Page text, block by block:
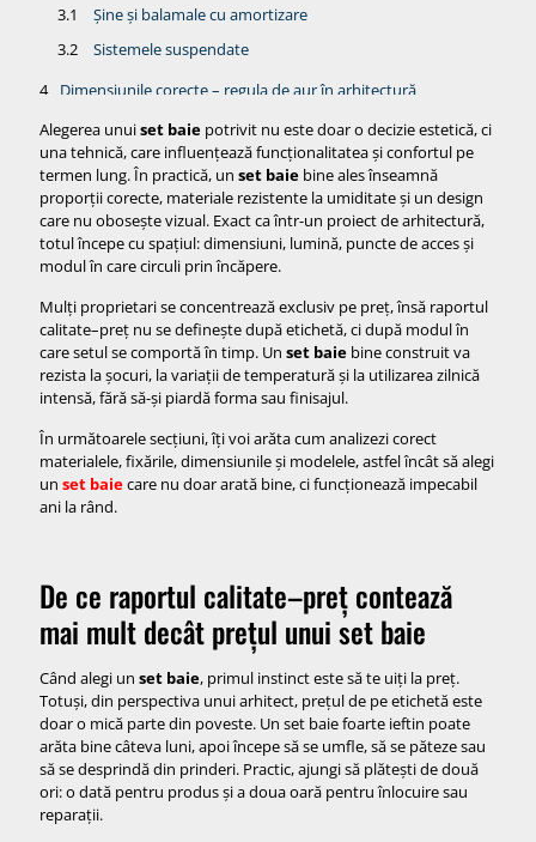
Șine și balamale cu amortizare
Sistemele suspendate
Dimensiunile corecte – regula de aur în arhitectură
Înălțimea optimă a lavoarului
Adâncimea mobilierului
Modele de set baie – care se potrivește stilului tău
Cum compari corect ofertele de set baie
Greșeli frecvente când alegi un set baie
Alegi doar după design
H3: Ignori spațiul real
Nu ții cont de instalații
Set baie pentru diferite bugete – ce poți aștepta realist
Buget entry-level
Buget mediu
Buget premium
Concluzie – cum arată, de fapt, un set baie cu raport bun
calitate–preț
Alegerea unuiset baie potrivit nu este doar o decizie estetică, ci
una tehnică, care influențează funcționalitatea și confortul pe
termen lung. În practică, un set baie bine ales înseamnă
proporții corecte, materiale rezistente la umiditate și un design
care nu obosește vizual. Exact ca într-un proiect de arhitectură,
totul începe cu spațiul: dimensiuni, lumină, puncte de acces și
modul în care circuli prin încăpere.
Mulți proprietari se concentrează exclusiv pe preț, însă raportul
calitate–preț nu se definește după etichetă, ci după modul în
care setul se comportă în timp. Un set baie bine construit va
rezista la șocuri, la variații de temperatură și la utilizarea zilnică
intensă, fără să-și piardă forma sau finisajul.
În următoarele secțiuni, îți voi arăta cum analizezi corect
materialele, fixările, dimensiunile și modelele, astfel încât să alegi
un set baiecare nu doar arată bine, ci funcționează impecabil
ani la rând.
De ce raportul calitate–preț contează
mai mult decât prețul unui set baie
Când alegi un set baie, primul instinct este să te uiți la preț.
Totuși, din perspectiva unui arhitect, prețul de pe etichetă este
doar o mică parte din poveste. Un set baie foarte ieftin poate
arăta bine câteva luni, apoi începe să se umfle, să se păteze sau
să se desprindă din prinderi. Practic, ajungi să plătești de două
ori: o dată pentru produs și a doua oară pentru înlocuire sau
reparații.